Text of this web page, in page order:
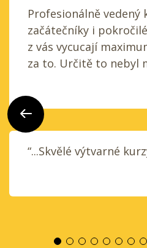
Předchozí
Profesionálně vedený
začátečníky i
z vás vycucají
za to. Určitě to nebyl
“...Skvělé výtvarné